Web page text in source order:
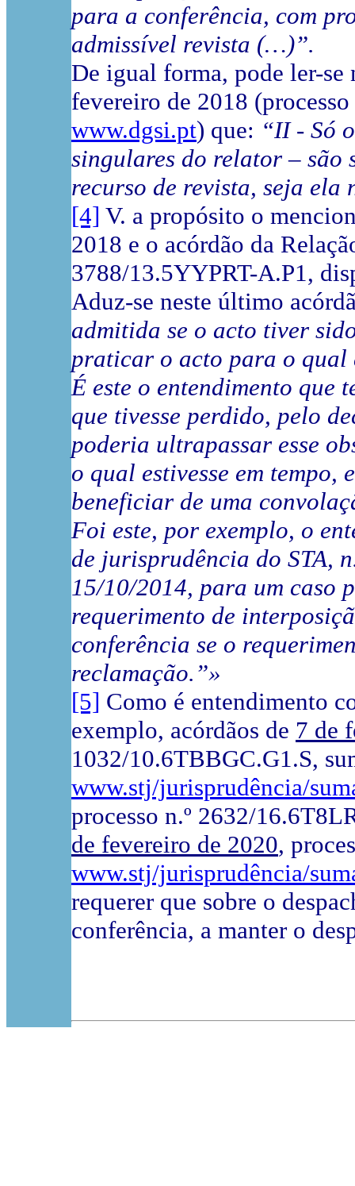
para a conferência, com
admissível revista (…)”.
De igual forma, pode ler-se
fevereiro de 2018
www.dgsi.pt) que: “II - Só
singulares do relator – são
recurso de revista, seja
[4] V. a propósito o
2018 e o acórdão da
3788/13.5YYPRT-A.P1,
Aduz-se neste último
admitida se o acto tiver
praticar o acto para o qual
É este o entendimento
que tivesse perdido, pelo
poderia ultrapassar esse
o qual estivesse em tempo,
beneficiar de uma
Foi este, por exemplo, o
de jurisprudência do STA,
15/10/2014, para um caso
requerimento de
conferência se o
reclamação.”»
[5] Como é entendimento
exemplo, acórdãos de 7 de
1032/10.6TBBGC.G1.S,
www.stj/jurisprudência/
processo n.º 2632/
de fevereiro de 2020,
www.stj/jurisprudência/
requerer que sobre o
conferência, a manter o